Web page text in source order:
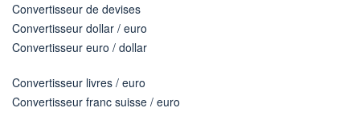
Convertisseur de devises
Convertisseur dollar / euro
Convertisseur euro / dollar
Convertisseur livres / euro
Convertisseur franc suisse / euro